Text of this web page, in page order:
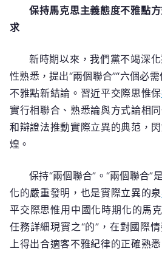
保持馬克思主義態度不雅點
求
新時期以來，我們黨不竭深
性熟悉，提出“兩個聯合”“六個必
不雅點新結論。習近平交際思惟保
實行相聯合、熟悉論與方式論相
和辯證法推動實際立異的典范，
煌。
保持“兩個聯合”。“兩個聯合”
化的嚴重發明，也是實際立異的泉
平交際思惟用中國化時期化的馬
任務詳細現實之“的”，在對國際
上得出合適客不雅紀律的正確熟